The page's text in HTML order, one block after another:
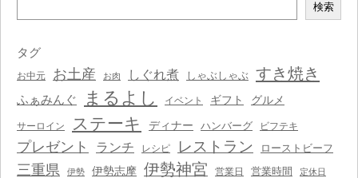
索
検索
タグ
お中元 お土産 お肉 しぐれ煮 しゃぶしゃぶ すき焼き
ふぁみんぐ まるよし イベント ギフト グルメ
サーロイン ステーキ ディナー ハンバーグ ビフテキ
プレゼント ランチ レシピ レストラン ローストビーフ
三重県 伊勢 伊勢志摩 伊勢神宮 営業日 営業時間 定休日